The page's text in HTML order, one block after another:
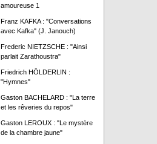
amoureuse 1
Franz KAFKA : "Conversations
avec Kafka" (J. Janouch)
Frederic NIETZSCHE : "Ainsi
parlait Zarathoustra"
Friedrich HÖLDERLIN :
"Hymnes"
Gaston BACHELARD : "La terre
et les rêveries du repos"
Gaston LEROUX : "Le mystère
de la chambre jaune"